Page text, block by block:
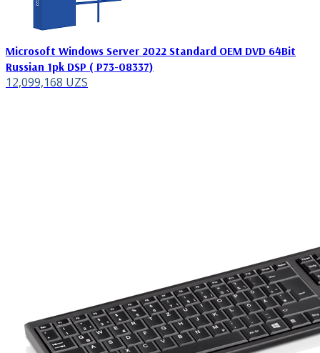
Microsoft Windows Server 2022 Standard OEM DVD 64Bit
Russian 1pk DSP ( P73-08337)
12,099,168 UZS